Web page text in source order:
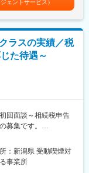
ンサルティング全般
忙期は月平均30時間
す。
トップサービス」を
ル集団として顧客満
中、成長業界である
ジェントサービス）
ラスの実績／税
た待遇～
回面談～相続税申告
募集です。
顧客への説明～税務
っていただきます。
：新潟県 受動喫煙対
事業所